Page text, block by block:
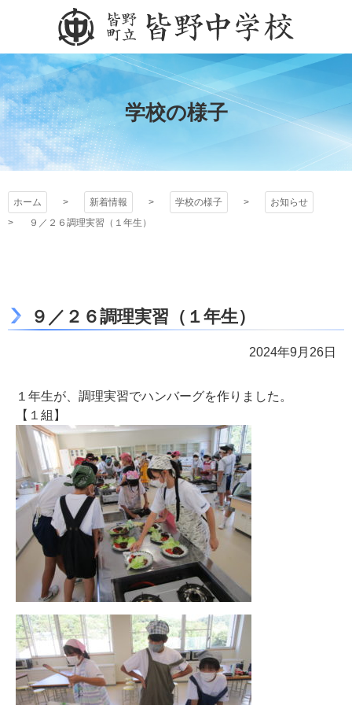
ン
ツ
本
文
へ
ス
ッ
プ
皆野町立皆野中学校
学校の様子
ホーム 新着情報 学校の様子
お知らせ
９／２６調理実習（１年生）
９／２６調理実習（１年生）
2024年9月26日
１年生が、調理実習でハンバーグを作りました。
【１組】